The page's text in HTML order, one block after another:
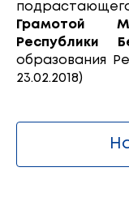
Грамотой
Республики
образования
23.02.2018)